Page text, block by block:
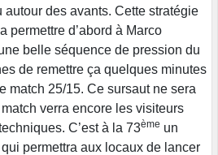
autour des avants. Cette stratégie
permettre d’abord à Marco
belle séquence de pression du
de remettre ça quelques minutes
match 25/15. Ce sursaut ne sera
verra encore les visiteurs
C’est à la 73ème un
permettra aux locaux de lancer